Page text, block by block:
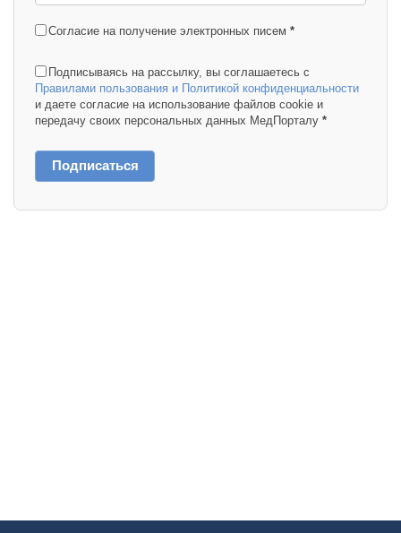
Согласие на получение электронных писем *
Подписываясь на рассылку, вы соглашаетесь с
Правилами пользования и Политикой конфиденциальности
и даете согласие на использование файлов cookie и
передачу своих персональных данных МедПорталу *
Подписаться